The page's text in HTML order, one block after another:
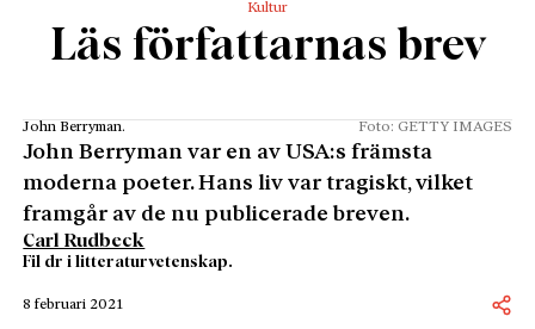
Kultur
Läs författarnas brev
John Berryman. Foto: GETTY IMAGES
John Berryman var en av USA:s främsta
moderna poeter. Hans liv var tragiskt, vilket
framgår av de nu publicerade breven.
Carl Rudbeck
Fil dr i litteraturvetenskap.
8 februari 2021